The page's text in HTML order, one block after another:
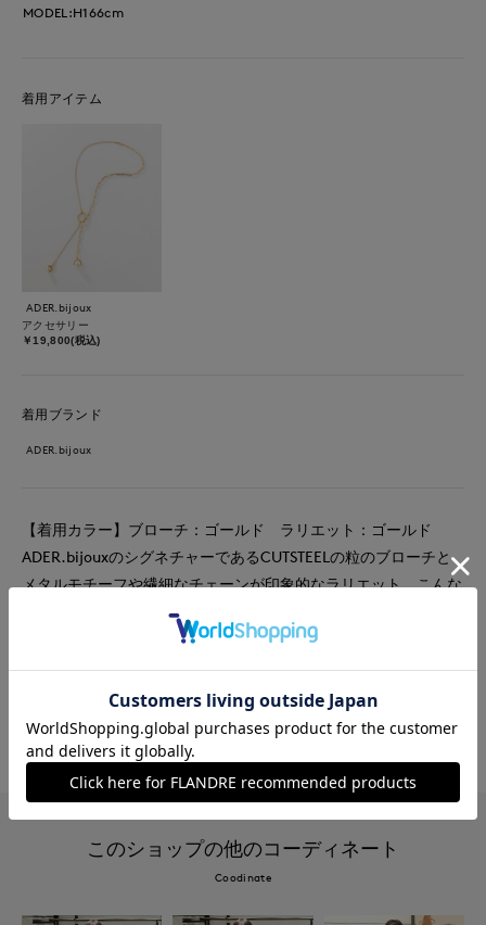
MODEL:H166cm
着用アイテム
ADER.bijoux
アクセサリー
￥19,800(税込)
着用ブランド
ADER.bijoux
【着用カラー】ブローチ：ゴールド ラリエット：ゴールド
ADER.bijouxのシグネチャーであるCUTSTEELの粒のブローチと
メタルモチーフや繊細なチェーンが印象的なラリエット。こんな
濃色や表面感ある素材のアイテムにはゴールドの輝きが映えま
#アクセサリー #休日 #モード
#骨格ストレート
このショップの他のコーディネート
Coodinate